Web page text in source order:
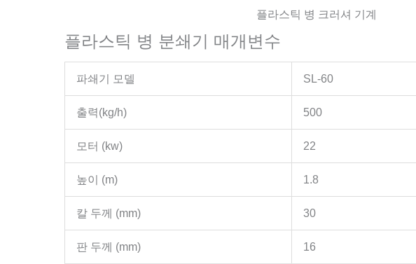
플라스틱 병 크러셔 기계
플라스틱 병 분쇄기 매개변수
파쇄기 모델 SL-60
출력(kg/h) 500
모터 (kw) 22
높이 (m) 1.8
칼 두께 (mm) 30
판 두께 (mm) 16